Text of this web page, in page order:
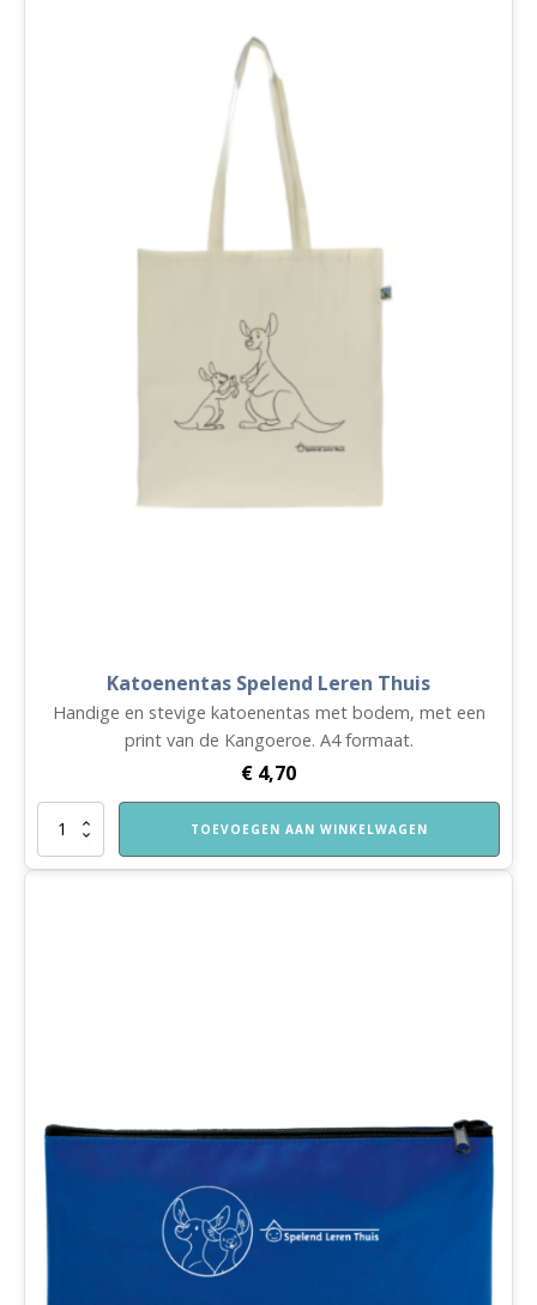
Katoenentas Spelend Leren Thuis
Handige en stevige katoenentas met bodem, met een
print van de Kangoeroe. A4 formaat.
€ 4,70
Katoenentas
Leren
TOEVOEGEN AAN WINKELWAGEN